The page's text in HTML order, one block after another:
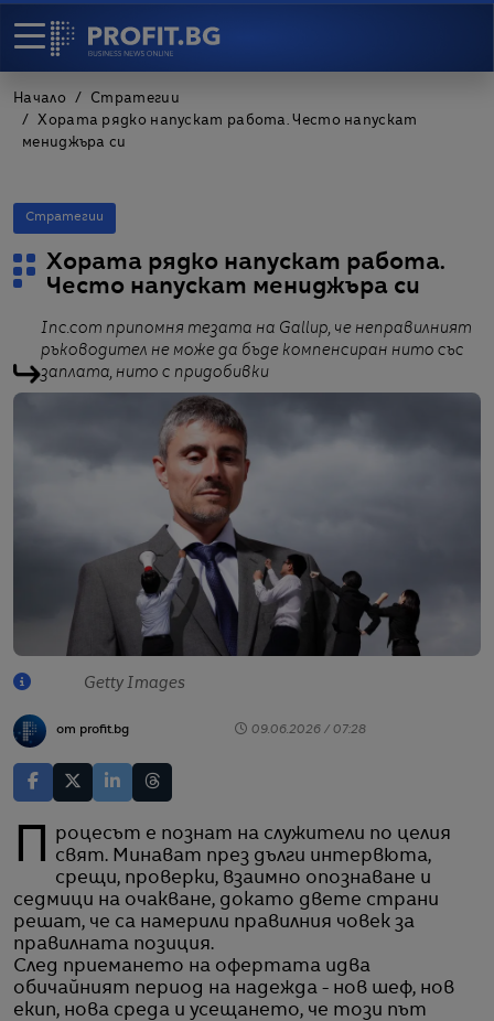
Начало
Стратегии
Хората рядко напускат работа. Често напускат
мениджъра си
Стратегии
Хората рядко напускат работа.
Често напускат мениджъра си
Inc.com припомня тезата на Gallup, че неправилният
ръководител не може да бъде компенсиран нито със
заплата, нито с придобивки
Getty Images
от profit.bg 09.06.2026 / 07:28
Процесът е познат на служители по целия
свят. Минават през дълги интервюта,
срещи, проверки, взаимно опознаване и
седмици на очакване, докато двете страни
решат, че са намерили правилния човек за
правилната позиция.
След приемането на офертата идва
обичайният период на надежда - нов шеф, нов
екип, нова среда и усещането, че този път